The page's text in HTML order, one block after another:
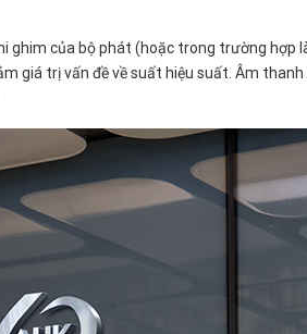
ghim của bộ phát (hoặc trong trường hợp
giá trị vấn đề về suất hiệu suất. Âm thanh